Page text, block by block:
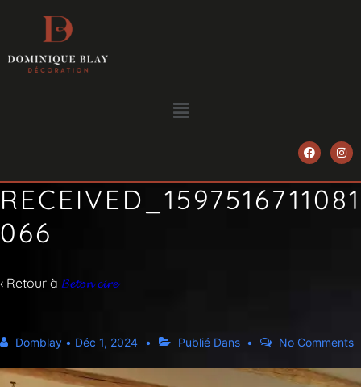
RECEIVED_1597516711081
066
‹ Retour à 𝓑𝓮𝓽𝓸𝓷 𝓬𝓲𝓻𝓮
Domblay • Déc 1, 2024 Publié Dans No Comments